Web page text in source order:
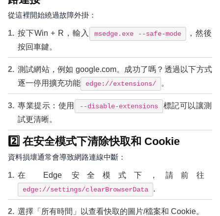
從這裡開始繞過故障外掛：
按下Win + R ，輸入 msedge.exe --safe-mode
，然後
按回車鍵。
測試網站，例如 google.com。成功了嗎？透過以下方式
逐一停用擴充功能
edge://extensions/ 。
專業提示：使用 --disable-extensions
標記可以讓測
試更清晰。
2️⃣ 在安全模式下清除快取和 Cookie
資料損壞通常會導致網路連線中斷：
在 Edge 安全模式下，請前往
edge://settings/clearBrowserData .
選擇「所有時間」以查看快取的圖片/檔案和 Cookie。